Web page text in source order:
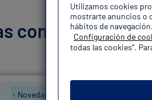
convocatorias
Novedad
Utilizamos cookies
mostrarte anuncios o
hábitos de
Configuración de
todas las cookies”.